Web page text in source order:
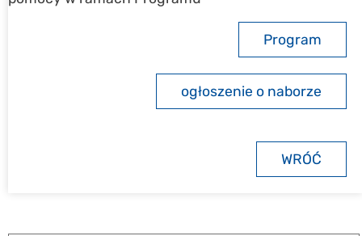
Program
ogłoszenie o naborze
WRÓĆ